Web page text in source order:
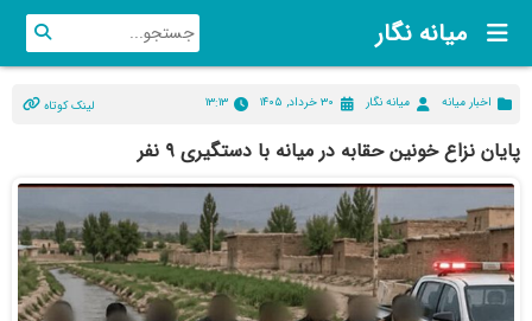
میانه نگار
اخبار میانه میانه نگار ۳۰ خرداد, ۱۴۰۵ ۱۳:۱۳ لینک کوتاه
پایان نزاع خونین حقابه در میانه با دستگیری ۹ نفر